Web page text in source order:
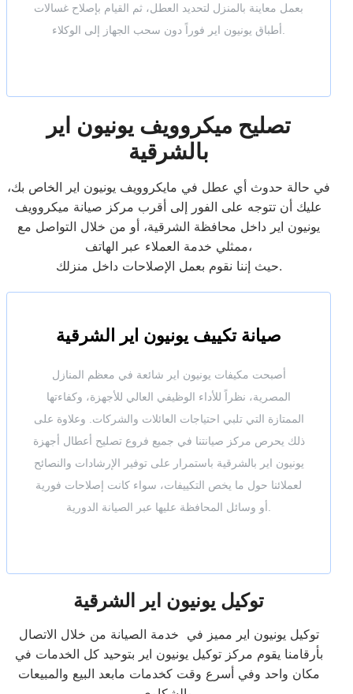
بعمل معاينة بالمنزل لتحديد العطل، ثم القيام بإصلاح غسالات
تصليح ميكروويف يونيون اير
بالشرقية
في حالة حدوث أي عطل في مايكروويف يونيون اير الخاص بك،
عليك أن تتوجه على الفور إلى أقرب مركز صيانة ميكروويف
يونيون اير داخل محافظة الشرقية، أو من خلال التواصل مع
ممثلي خدمة العملاء عبر الهاتف،
حيث إننا نقوم بعمل الإصلاحات داخل منزلك.
صيانة تكييف يونيون اير الشرقية
أصبحت مكيفات يونيون اير شائعة في معظم المنازل
المصرية، نظراً للأداء الوظيفي العالي للأجهزة، وكفاءتها
الممتازة التي تلبي احتياجات العائلات والشركات. وعلاوة على
ذلك يحرص مركز صيانتنا في جميع فروع تصليح أعطال أجهزة
يونيون اير بالشرقية باستمرار على توفير الإرشادات والنصائح
لعملائنا حول ما يخص التكييفات، سواء كانت إصلاحات فورية
توكيل يونيون اير الشرقية
توكيل يونيون اير مميز في خدمة الصيانة من خلال الاتصال
بأرقامنا يقوم مركز توكيل يونيون اير بتوحيد كل الخدمات في
مكان واحد وفي أسرع وقت كخدمات مابعد البيع والمبيعات